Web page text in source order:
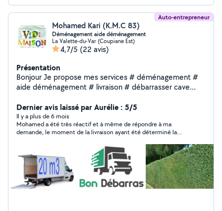
Auto-entrepreneur
Mohamed Kari (K.M.C 83)
Déménagement aide déménagement
La Valette-du-Var (Coupiane Est)
4,7/5 (22 avis)
Présentation
Bonjour Je propose mes services # déménagement #
aide déménagement # livraison # débarrasser cave
meuble Devis gratuit et rapide Prix raisonnable Pour plus
Dernier avis laissé par Aurélie : 5/5
Il y a plus de 6 mois
Mohamed a été très réactif et à même de répondre à ma
demande, le moment de la livraison ayant été déterminé la
3ème étage sans ascenseur. Aucune casse à déplorer. Merci
encore pour ce travail.